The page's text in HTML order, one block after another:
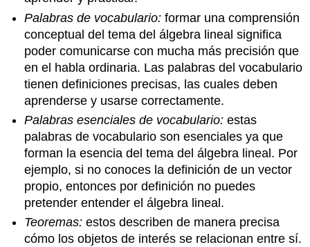
Palabras de vocabulario: formar una comprensión
conceptual del tema del álgebra lineal significa
poder comunicarse con mucha más precisión que
en el habla ordinaria. Las palabras del vocabulario
tienen definiciones precisas, las cuales deben
aprenderse y usarse correctamente.
Palabras esenciales de vocabulario: estas
palabras de vocabulario son esenciales ya que
forman la esencia del tema del álgebra lineal. Por
ejemplo, si no conoces la definición de un vector
propio, entonces por definición no puedes
pretender entender el álgebra lineal.
Teoremas: estos describen de manera precisa
cómo los objetos de interés se relacionan entre sí.